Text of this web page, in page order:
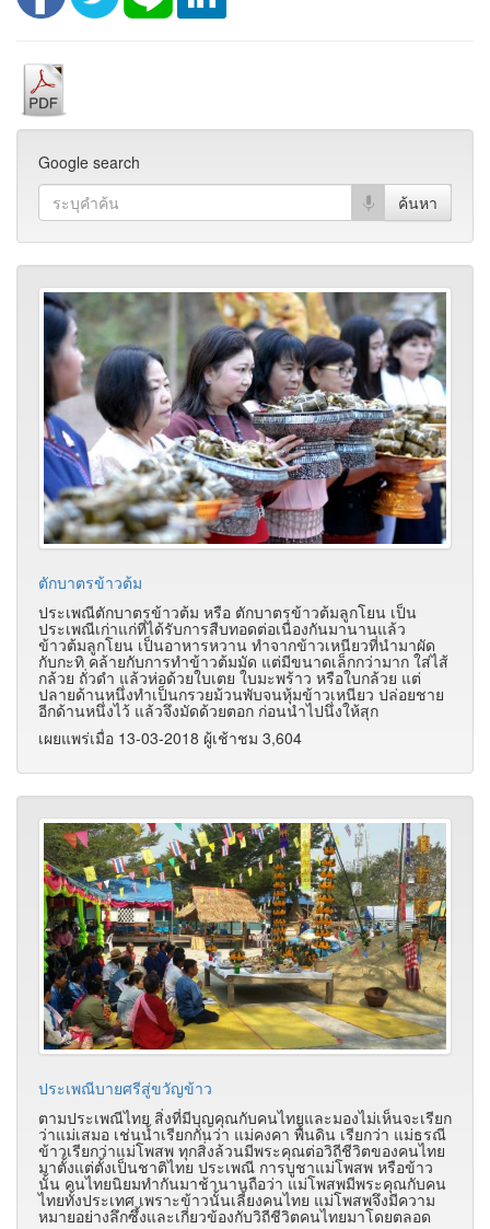
Google search
ตักบาตรข้าวต้ม
ประเพณีตักบาตรข้าวต้ม หรือ ตักบาตรข้าวต้มลูกโยน เป็น
ประเพณีเก่าแก่ที่ได้รับการสืบทอดต่อเนื่องกันมานานแล้ว
ข้าวต้มลูกโยน เป็นอาหารหวาน ทำจากข้าวเหนียวที่นำมาผัด
กับกะทิ คล้ายกับการทำข้าวต้มมัด แต่มีขนาดเล็กกว่ามาก ใส่ไส้
กล้วย ถั่วดำ แล้วห่อด้วยใบเตย ใบมะพร้าว หรือใบกล้วย แต่
ปลายด้านหนึ่งทำเป็นกรวยม้วนพับจนหุ้มข้าวเหนียว ปล่อยชาย
อีกด้านหนึ่งไว้ แล้วจึงมัดด้วยตอก ก่อนนำไปนึ่งให้สุก
เผยแพร่เมื่อ 13-03-2018 ผู้เช้าชม 3,604
ประเพณีบายศรีสู่ขวัญข้าว
ตามประเพณีไทย สิ่งที่มีบุญคุณกับคนไทยและมองไม่เห็นจะเรียก
ว่าแม่เสมอ เช่นน้ำเรียกกันว่า แม่คงคา พื้นดิน เรียกว่า แม่ธรณี
ข้าวเรียกว่าแม่โพสพ ทุกสิ่งล้วนมีพระคุณต่อวิถีชีวิตของคนไทย
มาตั้งแต่ตั้งเป็นชาติไทย ประเพณี การบูชาแม่โพสพ หรือข้าว
นั้น คนไทยนิยมทำกันมาช้านานถือว่า แม่โพสพมีพระคุณกับคน
ไทยทั้งประเทศ เพราะข้าวนั้นเลี้ยงคนไทย แม่โพสพจึงมีความ
หมายอย่างลึกซึ้งและเกี่ยวข้องกับวิถีชีวิตคนไทยมาโดยตลอด